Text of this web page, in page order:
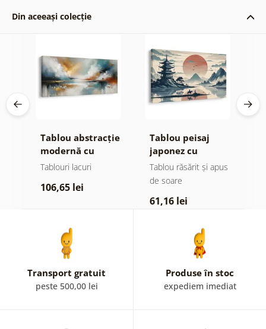
Din aceeași colecție
Tablou abstracție
modernă cu
natură
Tablouri lacuri
106,65 lei
Tablou peisaj
japonez cu
călăreț
Tablou răsărit și apus
de soare
61,16 lei
Transport gratuit
peste 500,00 lei
Produse în stoc
expediem imediat